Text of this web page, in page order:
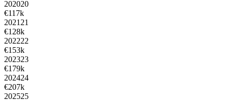
202020
€117k
2021 21
€128k
202222
€153k
202323
€179k
202424
€207k
202525